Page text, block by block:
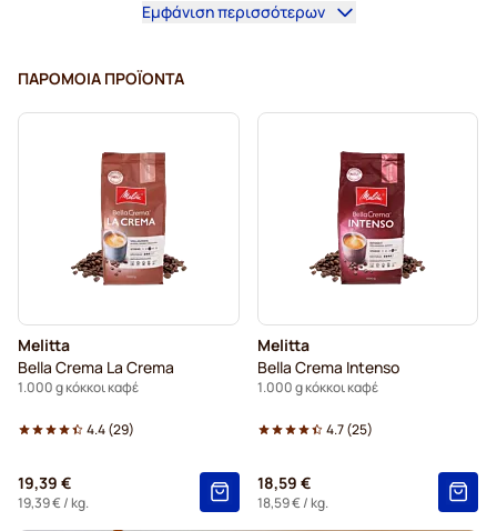
Ντεκαφεϊνέ κόκκοι καφέ Κόκκοι καφέ L'OR
Κόκκοι καφέ Garibaldi
Κόκκοι καφέ Tonino Lamborghini Κόκκοι καφέ Gimoka
Κόκκοι καφέ Kaffekapslen
Κόκκοι καφέ espresso Delonghi
Εμφάνιση περισσότερων
ΠΑΡΌΜΟΙΑ ΠΡΟΪΌΝΤΑ
Melitta
Bella Crema La Crema
1.000 g κόκκοι καφέ
4.4(29)
19,39 €
19,39 €/ kg.
Melitta
Bella Crema Intenso
1.000 g κόκκοι καφέ
4.7(25)
18,59 €
18,59 €/ kg.